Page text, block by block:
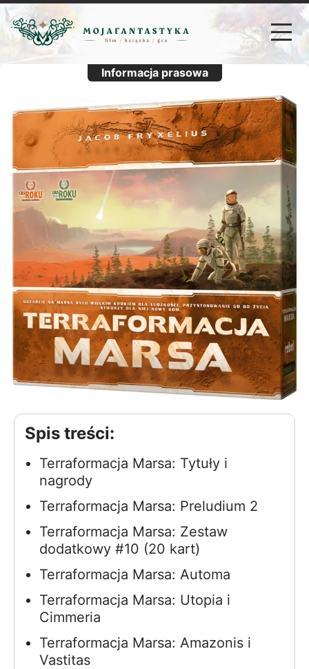
Informacja prasowa
Spis treści:
Terraformacja Marsa: Tytuły i
nagrody
Terraformacja Marsa: Preludium 2
Terraformacja Marsa: Zestaw
dodatkowy #10 (20 kart)
Terraformacja Marsa: Automa
Terraformacja Marsa: Utopia i
Cimmeria
Terraformacja Marsa: Amazonis i
Vastitas